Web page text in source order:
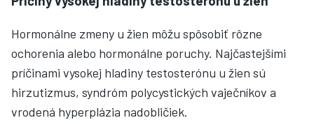
Hormonálne zmeny u žien môžu spôsobiť rôzne
ochorenia alebo hormonálne poruchy. Najčastejšími
príčinami vysokej hladiny testosterónu u žien sú
hirzutizmus, syndróm polycystických vaječníkov a
vrodená hyperplázia nadobličiek.